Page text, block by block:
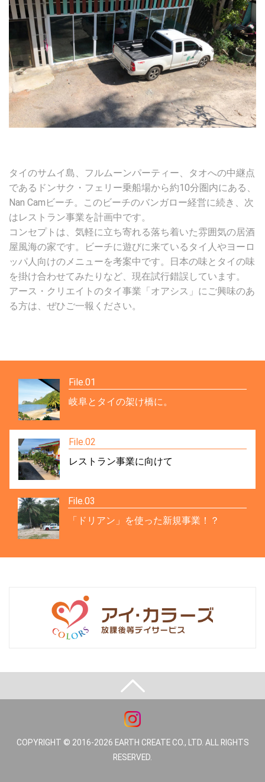
タイのサムイ島、フルムーンパーティー、タオへの中継点
であるドンサク・フェリー乗船場から約10分圏内にある、
Nan Camビーチ。このビーチのバンガロー経営に続き、次
はレストラン事業を計画中です。
コンセプトは、気軽に立ち寄れる落ち着いた雰囲気の居酒
屋風海の家です。ビーチに遊びに来ているタイ人やヨーロ
ッパ人向けのメニューを考案中です。日本の味とタイの味
を掛け合わせてみたりなど、現在試行錯誤しています。
アース・クリエイトのタイ事業「オアシス」にご興味のあ
る方は、ぜひご一報ください。
File.01
岐阜とタイの架け橋に。
File.02
レストラン事業に向けて
File.03
「ドリアン」を使った新規事業！？
COPYRIGHT © 2016-2026 EARTH CREATE CO., LTD. ALL RIGHTS
RESERVED.